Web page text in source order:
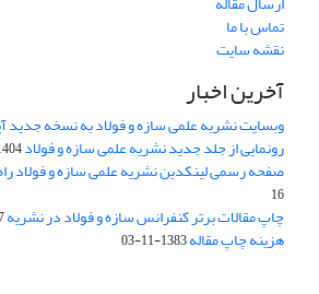
تماس با ما
نقشه سایت
آخرین اخبار
وبسایت نشریه علمی سازه و فولاد به نسخه
رونمایی از جلد جدید نشریه علمی سازه و فولاد06-19
صفحه رسمی لینکدین نشریه علمی سازه و فولاد
16
چاپ مقالات برتر کنفرانس سازه و فولاد در نشریه
هزینه چاپ مقاله1383-11-03